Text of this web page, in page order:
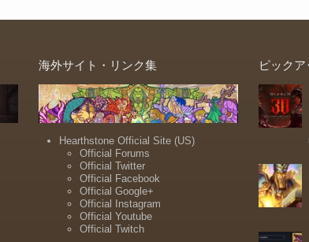
海外サイト・リンク集
Hearthstone Official Site (US)
Official Forums
Official Twitter
Official Facebook
Official Google+
Official Instagram
Official Youtube
Official Twitch
ピック